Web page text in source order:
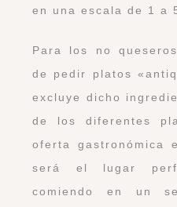
en una escala de 1 a
Para los no
de pedir platos
excluye dicho
de los diferentes
oferta gastronómica
será el lugar
comiendo en un